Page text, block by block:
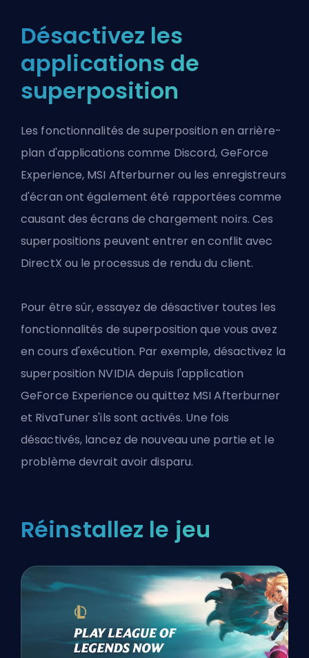
Désactivez les
applications de
superposition
Les fonctionnalités de superposition en arrière-
plan d'applications comme Discord, GeForce
Experience, MSI Afterburner ou les enregistreurs
d'écran ont également été rapportées comme
causant des écrans de chargement noirs. Ces
superpositions peuvent entrer en conflit avec
DirectX ou le processus de rendu du client.
Pour être sûr, essayez de désactiver toutes les
fonctionnalités de superposition que vous avez
en cours d'exécution. Par exemple, désactivez la
superposition NVIDIA depuis l'application
GeForce Experience ou quittez MSI Afterburner
et RivaTuner s'ils sont activés. Une fois
désactivés, lancez de nouveau une partie et le
problème devrait avoir disparu.
Réinstallez le jeu